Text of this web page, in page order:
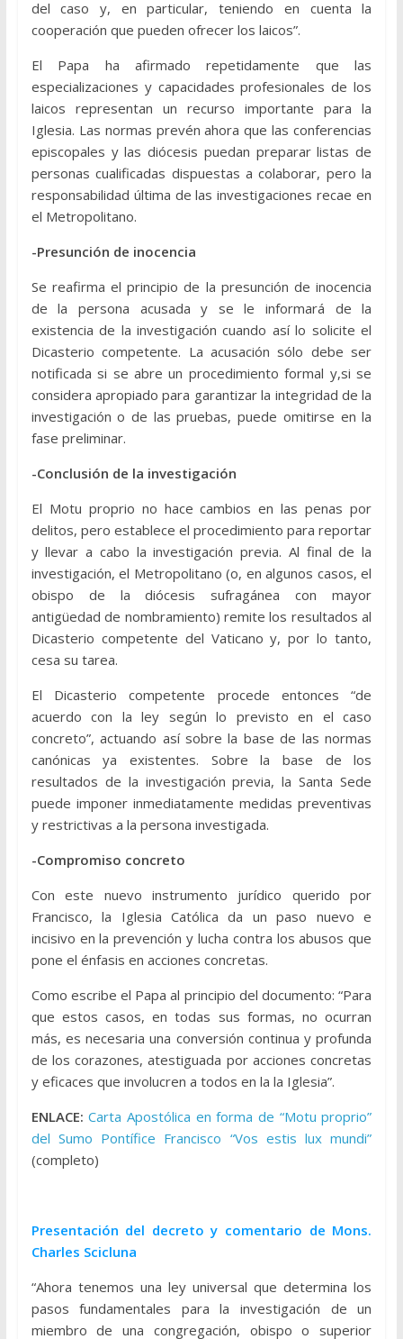
del caso y, en particular, teniendo en cuenta la
cooperación que pueden ofrecer los laicos”.
El Papa ha afirmado repetidamente que las
especializaciones y capacidades profesionales de los
laicos representan un recurso importante para la
Iglesia. Las normas prevén ahora que las conferencias
episcopales y las diócesis puedan preparar listas de
personas cualificadas dispuestas a colaborar, pero la
responsabilidad última de las investigaciones recae en
el Metropolitano.
-Presunción de inocencia
Se reafirma el principio de la presunción de inocencia
de la persona acusada y se le informará de la
existencia de la investigación cuando así lo solicite el
Dicasterio competente. La acusación sólo debe ser
notificada si se abre un procedimiento formal y,si se
considera apropiado para garantizar la integridad de la
investigación o de las pruebas, puede omitirse en la
fase preliminar.
-Conclusión de la investigación
El Motu proprio no hace cambios en las penas por
delitos, pero establece el procedimiento para reportar
y llevar a cabo la investigación previa. Al final de la
investigación, el Metropolitano (o, en algunos casos, el
obispo de la diócesis sufragánea con mayor
antigüedad de nombramiento) remite los resultados al
Dicasterio competente del Vaticano y, por lo tanto,
cesa su tarea.
El Dicasterio competente procede entonces “de
acuerdo con la ley según lo previsto en el caso
concreto”, actuando así sobre la base de las normas
canónicas ya existentes. Sobre la base de los
resultados de la investigación previa, la Santa Sede
puede imponer inmediatamente medidas preventivas
y restrictivas a la persona investigada.
-Compromiso concreto
Con este nuevo instrumento jurídico querido por
Francisco, la Iglesia Católica da un paso nuevo e
incisivo en la prevención y lucha contra los abusos que
pone el énfasis en acciones concretas.
Como escribe el Papa al principio del documento: “Para
que estos casos, en todas sus formas, no ocurran
más, es necesaria una conversión continua y profunda
de los corazones, atestiguada por acciones concretas
y eficaces que involucren a todos en la la Iglesia”.
ENLACE: Carta Apostólica en forma de “Motu proprio”
del Sumo Pontífice Francisco “Vos estis lux mundi”
(completo)
Presentación del decreto y comentario de Mons.
Charles Scicluna
“Ahora tenemos una ley universal que determina los
pasos fundamentales para la investigación de un
miembro de una congregación, obispo o superior